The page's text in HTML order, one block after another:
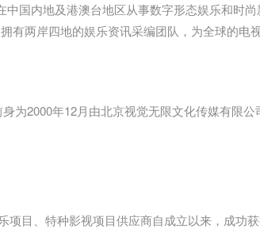
国内地及港澳台地区从事数字形态娱乐和时
两岸四地的娱乐资讯采编团队，为全球的电
为2000年12月由北京视觉无限文化传媒有限公
目、特种影视项目供应商自成立以来，成功